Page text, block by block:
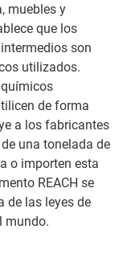
muebles y
que los
son
utilizados.
de forma
a los fabricantes
una tonelada de
o importen esta
REACH se
de las leyes de
mundo.